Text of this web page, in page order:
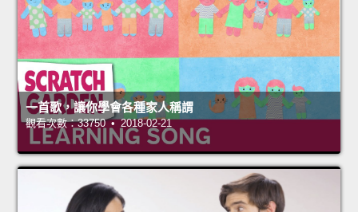
一首歌，讓你學會各種家人稱謂
觀看次數：33750 • 2018-02-21